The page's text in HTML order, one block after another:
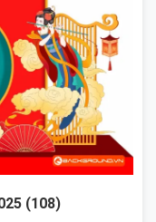
(108)